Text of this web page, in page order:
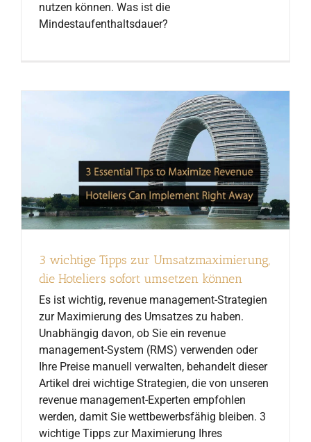
nutzen können. Was ist die
Mindestaufenthaltsdauer?
3 wichtige Tipps zur Umsatzmaximierung,
die Hoteliers sofort umsetzen können
Es ist wichtig, revenue management-Strategien
zur Maximierung des Umsatzes zu haben.
Unabhängig davon, ob Sie ein revenue
management-System (RMS) verwenden oder
Ihre Preise manuell verwalten, behandelt dieser
Artikel drei wichtige Strategien, die von unseren
revenue management-Experten empfohlen
werden, damit Sie wettbewerbsfähig bleiben. 3
wichtige Tipps zur Maximierung Ihres